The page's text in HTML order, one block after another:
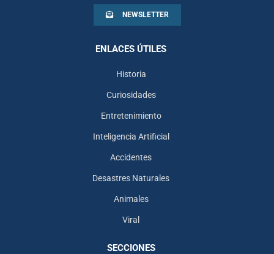
NEWSLETTER
ENLACES ÚTILES
Historia
Curiosidades
Entretenimiento
Inteligencia Artificial
Accidentes
Desastres Naturales
Animales
Viral
SECCIONES